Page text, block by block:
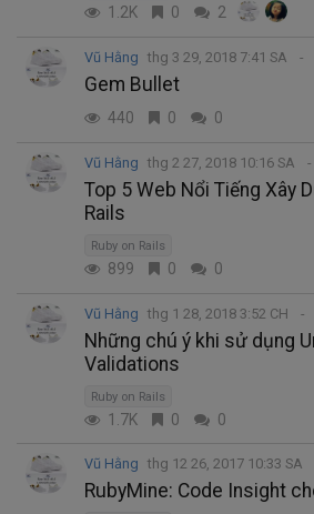
1.2K 0 2
Vũ Hằng thg 3 29, 2018 7:41 SA
Gem Bullet
440 0 0
Vũ Hằng thg 2 27, 2018 10:16 SA
Top 5 Web Nổi Tiếng Xây
Rails
Ruby on Rails
899 0 0
Vũ Hằng thg 1 28, 2018 3:52 CH
Những chú ý khi sử dụng
Validations
Ruby on Rails
1.7K 0 0
Vũ Hằng thg 12 26, 2017 10:33 SA
RubyMine: Code Insight